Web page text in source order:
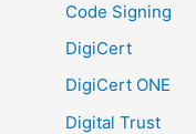
Code Signing
DigiCert
DigiCert ONE
Digital Trust